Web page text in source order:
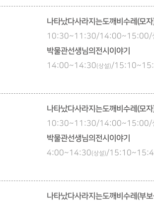
나타났다사라지는도깨비수레(모자
10:30~11:30/14:00~15:00/
박물관선생님의전시이야기
14:00~14:30(상설)/
나타났다사라지는도깨비수레(모자
10:30~11:30/14:00~15:00/
박물관선생님의전시이야기
4:00~14:30(상설)/
나타났다사라지는도깨비수레(부